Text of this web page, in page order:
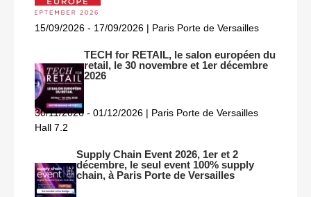
15/09/2026 - 17/09/2026 | Paris Porte de Versailles
TECH for RETAIL, le salon européen du
retail, le 30 novembre et 1er décembre
2026
30/11/2026 - 01/12/2026 | Paris Porte de Versailles
Hall 7.2
Supply Chain Event 2026, 1er et 2
décembre, le seul event 100% supply
chain, à Paris Porte de Versailles